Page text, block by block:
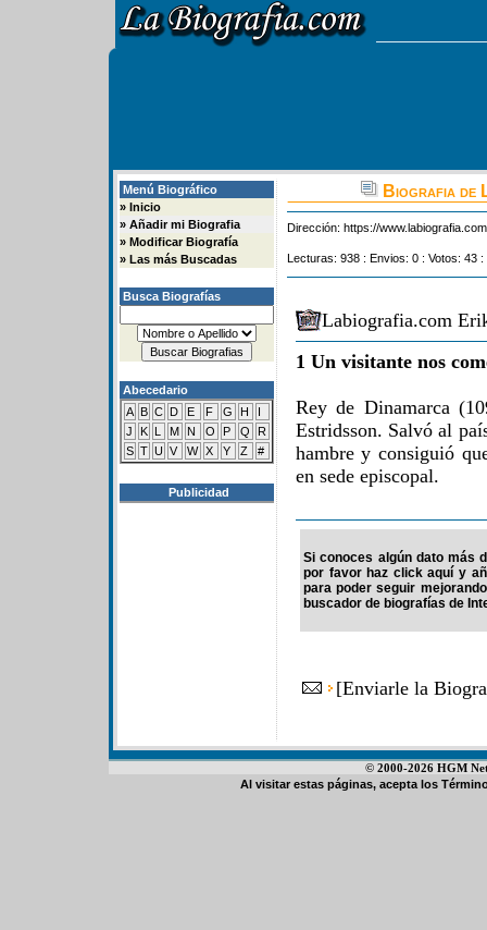
Menú Biográfico
» Inicio
» Añadir mi Biografia
» Modificar Biografía
» Las más Buscadas
Busca Biografías
Abecedario
A B C D E F G H
I
J
K L M N O P Q
R
S T U V W X Y Z #
Publicidad
Biografia de
Dirección: https://
Lecturas: 938 : Envios: 0 : Votos: 43
Labiografia.com
1 Un visitante nos
Rey de Dinamarca
Estridsson. Salvó al
hambre y consiguió
en sede episcopal.
Si conoces algún dato más
por favor haz click aquí y
para poder seguir
buscador de biografías de
[Enviarle la
© 2000-2026 HGM
Al visitar estas páginas, acepta los